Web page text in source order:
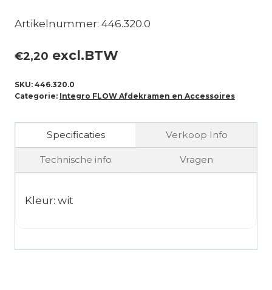
Artikelnummer: 446.320.0
€2,20 excl.BTW
SKU: 446.320.0
Categorie: Integro FLOW Afdekramen en Accessoires
Specificaties Verkoop Info
Technische info Vragen
Kleur: wit